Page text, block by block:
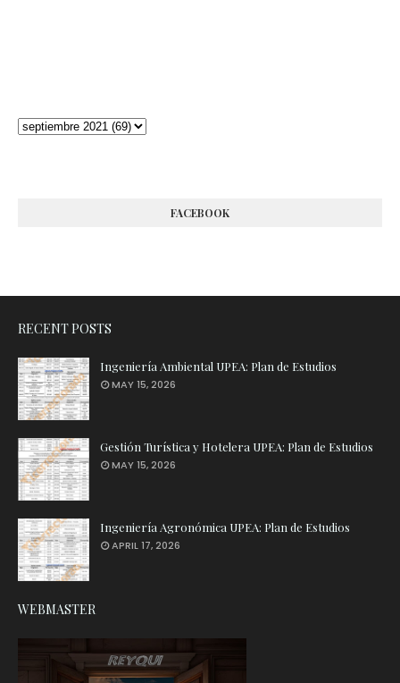
FACEBOOK
RECENT POSTS
Ingeniería Ambiental UPEA: Plan de Estudios
MAY 15, 2026
Gestión Turística y Hotelera UPEA: Plan de Estudios
MAY 15, 2026
Ingeniería Agronómica UPEA: Plan de Estudios
APRIL 17, 2026
WEBMASTER